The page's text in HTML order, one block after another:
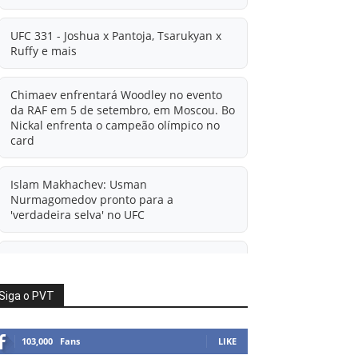
UFC 331 - Joshua x Pantoja, Tsarukyan x
Ruffy e mais
Chimaev enfrentará Woodley no evento
da RAF em 5 de setembro, em Moscou. Bo
Nickal enfrenta o campeão olímpico no
card
Islam Makhachev: Usman
Nurmagomedov pronto para a
'verdadeira selva' no UFC
informações sobre possível mudança
para o UFC após novas negociações.
Islam Makhachev: Há concorrentes
o PVT
103,000 Fans LIKE